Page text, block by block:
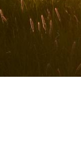
pro Junáka ČR